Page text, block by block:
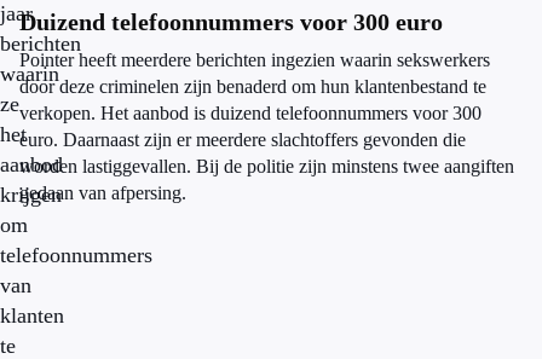
jaar
berichten
waarin
ze
het
aanbod
krijgen
om
telefoonnummers
van
klanten
te
Duizend telefoonnummers voor 300 euro
Pointer heeft meerdere berichten ingezien waarin sekswerkers
door deze criminelen zijn benaderd om hun klantenbestand te
verkopen. Het aanbod is duizend telefoonnummers voor 300
euro. Daarnaast zijn er meerdere slachtoffers gevonden die
worden lastiggevallen. Bij de politie zijn minstens twee aangiften
gedaan van afpersing.